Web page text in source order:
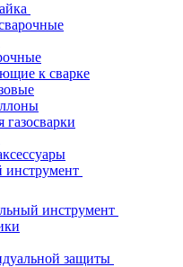
к сварке
инструмент
инструмент
защиты